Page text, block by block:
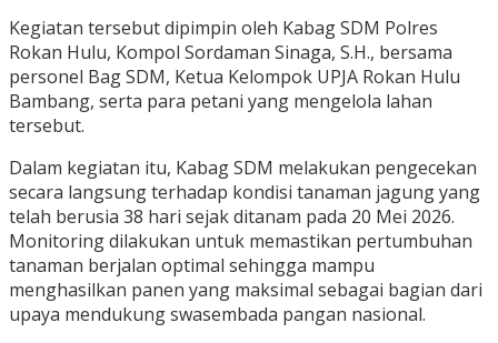
Kegiatan tersebut dipimpin oleh Kabag SDM Polres
Rokan Hulu, Kompol Sordaman Sinaga, S.H., bersama
personel Bag SDM, Ketua Kelompok UPJA Rokan Hulu
Bambang, serta para petani yang mengelola lahan
tersebut.
Dalam kegiatan itu, Kabag SDM melakukan pengecekan
secara langsung terhadap kondisi tanaman jagung yang
telah berusia 38 hari sejak ditanam pada 20 Mei 2026.
Monitoring dilakukan untuk memastikan pertumbuhan
tanaman berjalan optimal sehingga mampu
menghasilkan panen yang maksimal sebagai bagian dari
upaya mendukung swasembada pangan nasional.